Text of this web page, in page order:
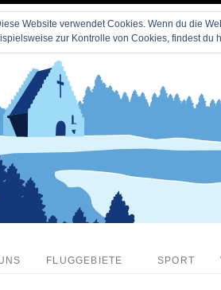
FLUGGEBIETE SPORT
Website verwendet Cookies. Wenn du die
zur Kontrolle von Cookies, findest du